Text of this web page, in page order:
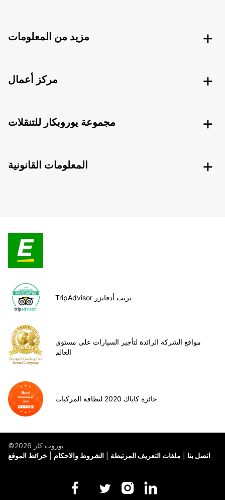
مزيد من المعلومات
مركز أعمال
مجموعة يوروبكار للتنقلات
المعلومات القانونية
TripAdvisor تريب أدفايزر
مواقع الشركة الرائدة لتأجير السيارات على مستوى
العالم
جائزة كاياك 2020 لنظافة المركبات
©يوروب كار 2026
خرائط الموقع
الشروط والاحكام ملفات التعريف المرتبطة اتصل بنا